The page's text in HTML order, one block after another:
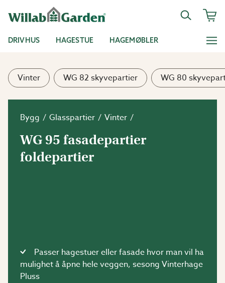
DRIVHUS HAGESTUE HAGEMØBLER
Vinter WG 82 skyvepartier WG 80
Bygg Glasspartier Vinter
WG 95 fasadepartier
foldepartier
Passer hagestuer eller fasade hvor man vil ha
mulighet å åpne hele veggen, sesong Vinterhage
Pluss